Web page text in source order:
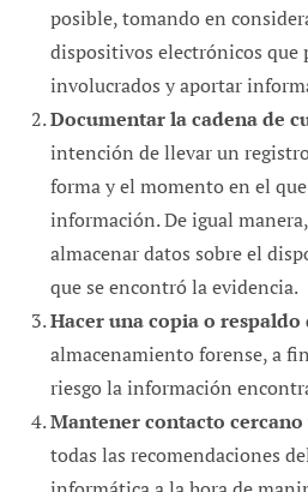
posible, tomando en
dispositivos electrónicos que
involucrados y aportar
Documentar la cadena de
intención de llevar un
forma y el momento en el
información. De igual
almacenar datos sobre el
que se encontró la evidencia.
Hacer una copia o
almacenamiento forense, a
riesgo la información
Mantener contacto cercano
todas las recomendaciones